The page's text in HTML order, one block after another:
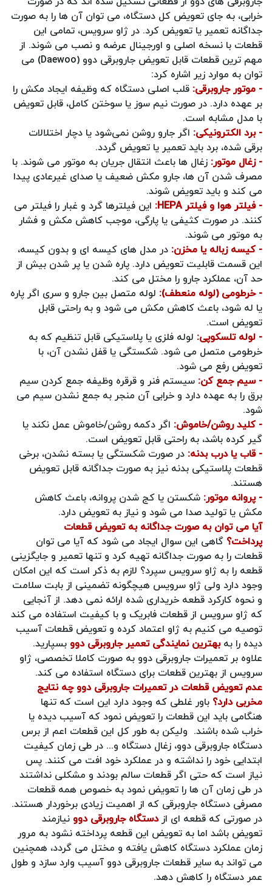
خرابی، به‌ جای تعویض کل دستگاه، می‌ توان آن‌ ها را به‌ صورت
جداگانه تعمیر یا تعویض کرد. در ژاو سرویس، تمامی این
قطعات با نسخه اصلی و اورجینال عرضه و نصب می‌ شوند. از
مهم ترین قطعات قابل تعویض جاروبرقی دوو (Daewoo) می
توان به موارد زیر اشاره کرد:
- موتور جاروبرقی: قلب اصلی دستگاه که وظیفه ایجاد مکش را
بر عهده دارد. در صورت نیم‌ سوز یا سوختن کامل، قابل تعویض
با مدل مشابه است.
- برد الکترونیکی: اگر جارو روشن نمی‌شود یا دچار اختلالات
برقی شده، برد باید تعمیر یا تعویض گردد.
- زغال موتور: زغال‌ ها باعث انتقال جریان به موتور می‌ شوند. با
مصرف شدن آن‌ ها، جارو مکش ضعیف یا صدای غیرعادی پیدا
می‌ کند و باید تعویض شوند.
- فیلتر هوا و فیلتر HEPA:
این فیلترها گرد و غبار را فیلتر می‌
کنند. در صورت کثیفی یا پارگی، موجب کاهش مکش و فشار
به موتور می‌ شوند.
- کیسه زباله یا مخزن: در مدل‌ های کیسه‌ ای و بدون کیسه،
این قسمت قابلیت تعویض دارد. پاره شدن یا پر شدن بیش از
حد آن، عملکرد جارو را مختل می‌ کند.
- خرطومی (لوله منعطف): لوله‌ متصل بین جارو و سری اگر پاره
یا له شود، باعث کاهش مکش می‌ شود و به‌ راحتی قابل
تعویض است.
- لوله تلسکوپی: لوله فلزی یا پلاستیکی قابل تنظیم که به
خرطومی متصل می‌ شود. شکستگی یا قفل نشدن آن، با
تعویض رفع می‌ شود.
- سیم‌ جمع‌ کن: سیستم فنر و قرقره‌ وظیفه جمع‌ کردن سیم
برق را به عهده دارد و خرابی آن منجر به جمع نشدن سیم می‌
شود.
- کلید روشن/خاموش: اگر دکمه روشن/خاموش عمل نکند یا
گیر کرده باشد، به‌ راحتی قابل تعویض است.
- قاب یا درب بدنه: در صورت شکستگی یا بسته نشدن، برخی
قطعات پلاستیکی بدنه نیز به‌ صورت جداگانه قابل تعویض
هستند.
- پروانه موتور: شکستن یا کج شدن پروانه، باعث کاهش
مکش یا تولید صدا می‌ شود و نیاز به تعویض دارد.
آیا می توان به صورت جداگانه به تعویض قطعات
پرداخت؟ گاهی این سوال ایجاد می شود که آیا می توان
قطعات را به صورت جداگانه تهیه کرد و تنها تعمیر و جایگزینی
قطعه را به ژاو سرویس سپرد؟ لازم به ذکر است که این امکان
وجود دارد ولی ژاو سرویس هیچگونه تضمینی از بابت سلامت
و نحوه کارکرد قطعه خریداری شده ارائه نمی دهد. از آنجایی
که ژاو سرویس از قطعات فابریک و با کیفیت استفاده می کند
توصیه می کنیم به ژاو اعتماد کرده و تعویض قطعات آسیب
دیده را بهبهترین نمایندگی تعمیر جاروبرقی دوو بسپارید.
علاوه بر تعمیرات جاروبرقی دوو به صورت کاملا تخصصی، ژاو
سرویس از بهترین قطعات برای دستگاه استفاده می کند.
عدم تعویض قطعات در تعمیرات جاروبرقی دوو چه نتایج
مخربی دارد؟ باور غلطی که وجود دارد این است که تنها
هنگامی باید این قطعات را تعویض نمود که آسیب دیده یا
خراب شده باشند. ولیکن به طور کل این قطعات اعم از برس
دستگاه جاروبرقی دوو، زغال دستگاه و... در طی زمان کیفیت
ابتدایی خود را نداشته و در عملکرد خود افت می کنند. پس
نیاز است که حتی اگر قطعات سالم بودند و مشکلی نداشتند
در طی زمان آن ها را تعویض نمود به خصوص همه قطعات
مصرفی دستگاه جاروبرقی که از اهمیت زیادی برخوردار هستند.
در صورتی که قطعه ای ازدستگاه جاروبرقی دوو نیازمند
تعویض باشد اما به تعویض این قطعه پرداخته نشود به مرور
زمان عملکرد دستگاه کاهش یافته و مختل می گردد، همچنین
می تواند به سایر قطعات جاروبرقی دوو آسیب وارد سازد و طول
عمر دستگاه را کاهش دهد.